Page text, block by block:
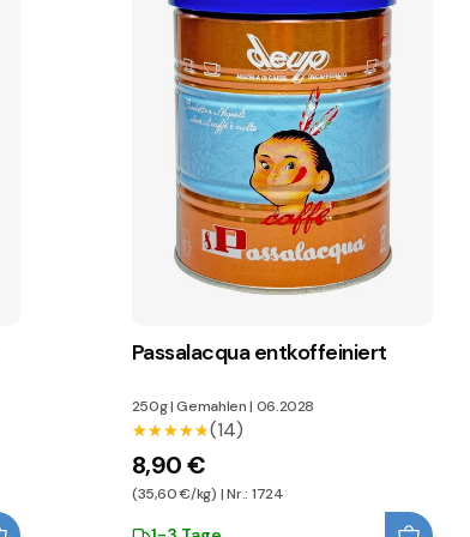
Passalacqua entkoffeiniert
250g|Gemahlen| 06.2028
★★★★★
★★★★★(14)
8,90 €
(35,60 €/kg) | Nr.: 1724